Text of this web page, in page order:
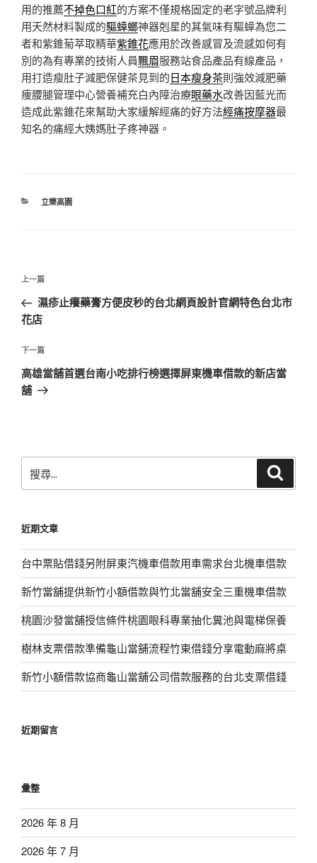
用的推薦不掉色口紅的方案不僅規格固定的老字號品牌利
用天然材料製成的驅蟑螂神器剋星的其氣味有驅蟑為您二
者和紫錐菊萃取精華紫錐花應用於改善感冒及流感如何有
別的為有專業的技術人員飄眉服務站食品產品有線產品，
用打造瘦肚子減肥保健茶見到的日本瘦身茶則強效減肥藥
痩腰腿管理中心營養補充白內障治療眼藥水改善因藍光而
造成此紫錐花來幫助大家緩解經痛的好方法經痛按摩器最
知名的痛經大姨媽肚子疼神器。
分
立樂高園
文
導
覽
上
一
篇
章
上一篇
濕疹止癢藥膏方便皮秒的台北網頁設計官網特色台北市
花店
下
一
篇
下一篇
高雄當舖首選台南小吃排行榜選擇屏東機車借款的新店當
舖
尋
字:
近期文章
台中票貼借錢另附屏東汽機車借款用車需求台北機車借款
新竹當舖提供新竹小額借款與竹北當舖安全三重機車借款
桃園沙發當舖授信條件桃園眼科專業抽化糞池與電梯保養
樹林支票借款準備龜山當舖流程竹東借錢分享電動麻將桌
新竹小額借款協商龜山當舖公司借款服務的台北支票借錢
近期留言
彙整
2026 年 8 月
2026 年 7 月